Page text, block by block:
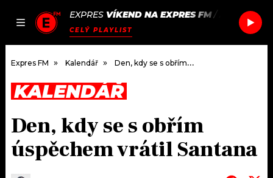
JAK
SEZNAM.CZ
EXPRES VÍKEND NA EXPRES FM/ ARIANA
CELÝ PLAYLIST
DOMŮ
ČLÁNKY
AKTUÁLNĚ
PODCASTY
Expres FM Kalendář Den, kdy se s obřím úspěchem vrátil Santana
KALENDÁŘ
Den, kdy se s obřím
úspěchem vrátil Santana